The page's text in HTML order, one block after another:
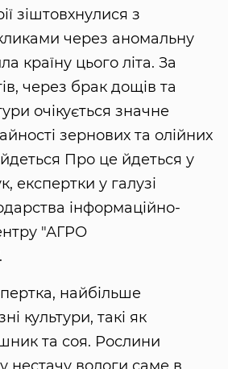
зіштовхнулися з
через аномальну
країну цього літа. За
через брак дощів та
очікується значне
зернових та олійних
Про це йдеться у
експертки у галузі
інформаційно-
"АГРО
найбільше
культури, такі як
та соя. Рослини